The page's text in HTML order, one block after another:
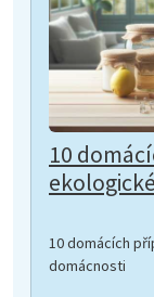
10
10 domácích
domácnosti